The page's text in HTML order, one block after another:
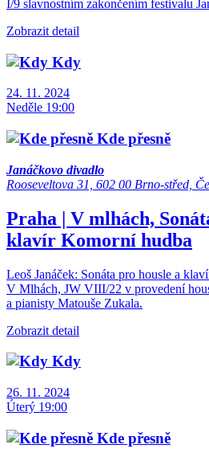
I/9 slavnostním zakončením festivalu
Zobrazit detail
Kdy
24. 11. 2024
Neděle 19:00
Kde přesně
Janáčkovo divadlo
Rooseveltova 31, 602 00 Brno-střed,
Praha | V mlhách,
klavír Komorní hudba
Leoš Janáček: Sonáta pro housle a
V Mlhách, JW VIII/22 v provedení
a pianisty Matouše Zukala.
Zobrazit detail
Kdy
26. 11. 2024
Úterý 19:00
Kde přesně